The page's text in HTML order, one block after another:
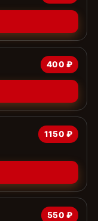
400 ₽
1150 ₽
550 ₽